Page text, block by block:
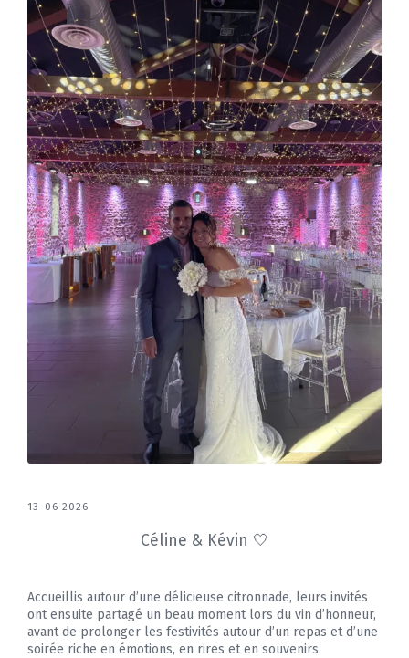
13-06-2026
Céline & Kévin 🤍
Accueillis autour d’une délicieuse citronnade, leurs invités
ont ensuite partagé un beau moment lors du vin d’honneur,
avant de prolonger les festivités autour d’un repas et d’une
soirée riche en émotions, en rires et en souvenirs.